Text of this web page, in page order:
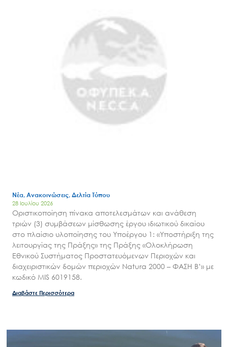
Search
Ο.ΦΥ.ΠΕ.Κ.Α.
Νέα – Δημοσιότητα
Εισιτήρια
Νέα, Ανακοινώσεις, Δελτία Τύπου
28 Ιουλίου 2026
Οριστικοποίηση πίνακα αποτελεσμάτων και ανάθεση
τριών (3) συμβάσεων μίσθωσης έργου ιδιωτικού δικαίου
στο πλαίσιο υλοποίησης του Υποέργου 1: «Υποστήριξη της
λειτουργίας της Πράξης» της Πράξης «Ολοκλήρωση
Εθνικού Συστήματος Προστατευόμενων Περιοχών και
διαχειριστικών δομών περιοχών Natura 2000 – ΦΑΣΗ Β’» με
κωδικό MIS 6019158.
Διαβάστε Περισσότερα